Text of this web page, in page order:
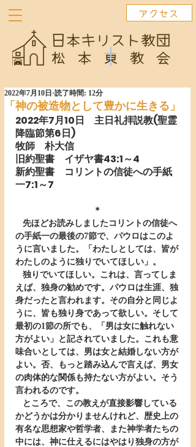
アクセス
「神の被造物として豊かに生きる」
2022年7月10日 読了時間: 12分
2022年7月10日　主日礼拝説教(聖霊
降臨節第6日)
牧師　朴大信
旧約聖書　イザヤ書43:1～4
新約聖書　コリントの信徒への手紙
一7:1～7
＊
の手紙一の最後の7節で、パウロはこのよ
うに言いました。「わたしとしては、皆が
わたしのように独りでいてほしい」。
えば、独身の勧めです。パウロは生涯、独
身だったと言われます。その自分と同じよ
うに、皆も独り身であって欲しい。そして
最初の1節の所でも、「男は女に触れない
方がよい」と記されていました。これも意
味合いとしては、男は女と結婚しない方が
よい。否、もっと踏み込んで言えば、男女
の肉体的な関係も持たない方がよい。そう
言われるのです。
かどうかは分かりませんけれど、歴史上の
有名な思想家や哲学者、また神学者たちの
中には、神に仕えるにはやはり独身の方が